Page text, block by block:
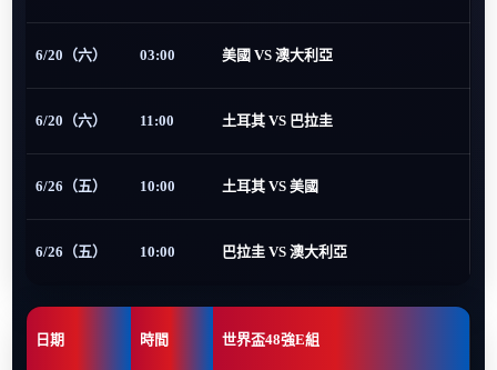
6/20（六） 03:00 美國 VS 澳大利亞
6/20（六） 11:00 土耳其 VS 巴拉圭
6/26（五） 10:00 土耳其 VS 美國
6/26（五） 10:00 巴拉圭 VS 澳大利亞
日期 時間 世界盃48強E組